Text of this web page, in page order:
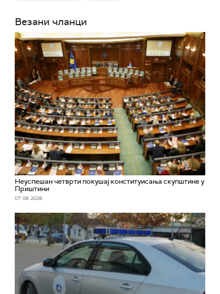
Везани чланци
Неуспешан четврти покушај конституисања скупштине у
Приштини
07. 08. 2026.